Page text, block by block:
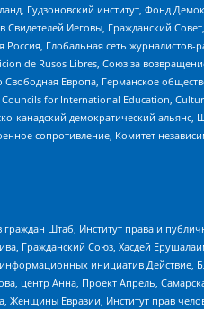
Гудзоновский институт, Фонд
Иеговы, Гражданский
Глобальная сеть журналистов-
de Rusos Libres, Союз за
Европа, Германское
for International Education,
канадский демократический альянс,
сопротивление, Комитет
Штаб, Институт права и
Гражданский Союз, Хасдей
инициатив Действие,
центр Анна, Проект Апрель,
Женщины Евразии, Институт прав